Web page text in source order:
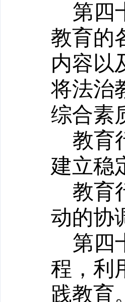
第四
教育的
内容以
将法治
综合素
教育
建立稳
教育
动的协
第四
程，利
践教育